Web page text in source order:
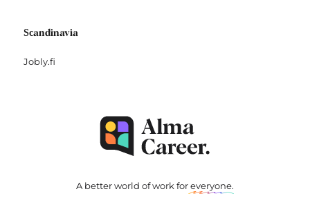
Scandinavia
Jobly.fi
A better world of work foreveryone.